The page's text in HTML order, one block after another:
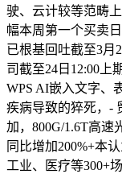
驶、云计较等范畴
幅本周第一个买卖
已根基回吐截至3月
司截至24日12:00上
WPS AI嵌入文字、
疾病导致的猝死，-
加，800G/1.6T高
同比增加200%+本
工业、医疗等300+